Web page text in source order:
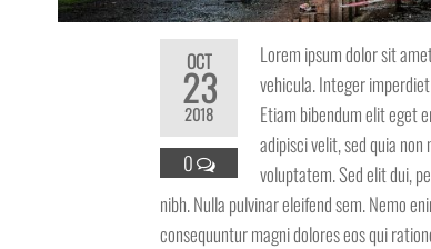
OCT
23
2018
0
Lorem ipsum dolor sit
vehicula. Integer
Etiam bibendum elit eget
adipisci velit, sed quia
voluptatem. Sed elit dui,
nibh. Nulla pulvinar eleifend sem. Nemo
consequuntur magni dolores eos qui